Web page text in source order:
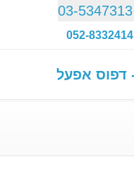
03-5347313
052-8332414